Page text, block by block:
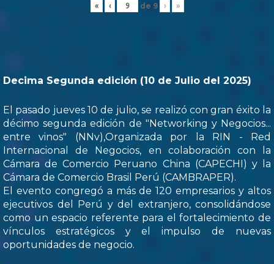
« ‹ de 9 › »
Decima Segunda edición (10 de Julio del 2025)
El pasado jueves 10 de julio, se realizó con gran éxito la
décimo segunda edición de "Networking y Negocios...
entre vinos" (NNv),Organizada por la RIN - Red
Internacional de Negocios, en colaboración con la
Cámara de Comercio Peruano China (CAPECHI) y la
Cámara de Comercio Brasil Perú (CAMBRAPER).
El evento congregó a más de 120 empresarios y altos
ejecutivos del Perú y del extranjero, consolidándose
como un espacio referente para el fortalecimiento de
vínculos estratégicos y el impulso de nuevas
oportunidades de negocio.